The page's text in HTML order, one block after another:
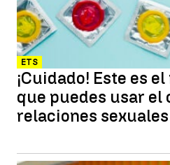
ETS
¡Cuidado! Este es
que puedes usar el
relaciones sexuales